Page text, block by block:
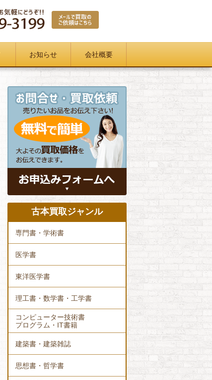
お知らせ 会社概要
古本買取ジャンル
専門書・学術書
医学書
東洋医学書
理工書・数学書・工学書
コンピューター技術書
プログラム・IT書籍
建築書・建築雑誌
思想書・哲学書